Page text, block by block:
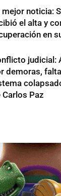
mejor noticia:
el alta y
en
judicial:
demoras,
Carlos Paz